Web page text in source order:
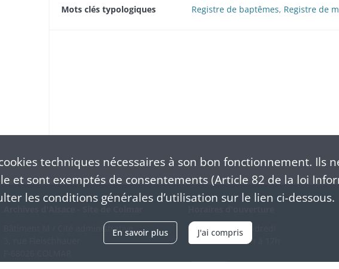
Mots clés typologiques
Registre de baptêmes, Registre de
Bâtiment M / Cité administrative
(+33) 3 89 21 97 00
Du mardi au vendredi
en continu de 9h à 17h
techniques nécessaires à son bon fonctionnement. Ils
et sont exemptés de consentements (Article 82 de la loi
les conditions générales d’utilisation sur le lien ci-dessous.
En savoir plus J'ai compris